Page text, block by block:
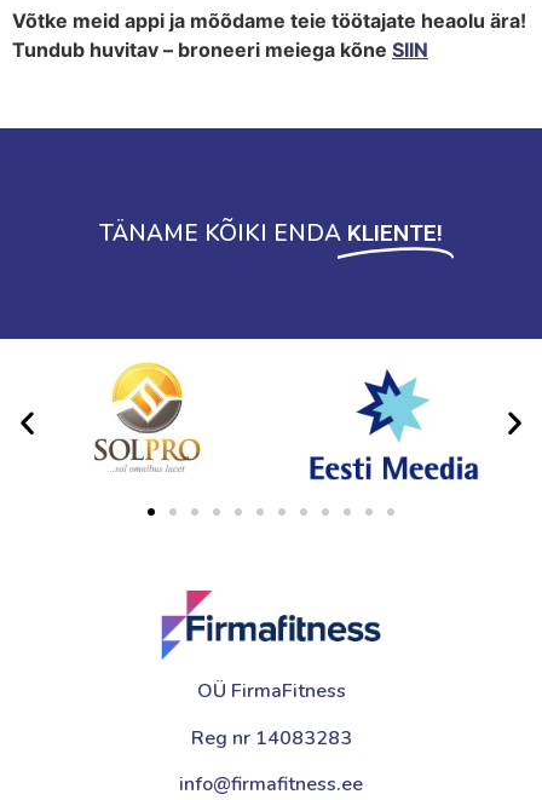
Võtke meid appi ja mõõdame teie töötajate heaolu ära!
Tundub huvitav – broneeri meiega kõne SIIN
TÄNAME KÕIKI ENDA KLIENTE!
OÜ FirmaFitness
Reg nr 14083283
info@firmafitness.ee